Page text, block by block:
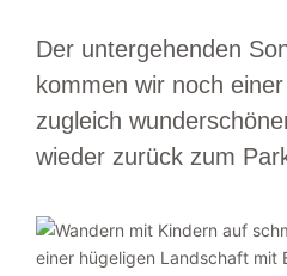
Der untergehenden
kommen wir noch
zugleich
wieder zurück zum